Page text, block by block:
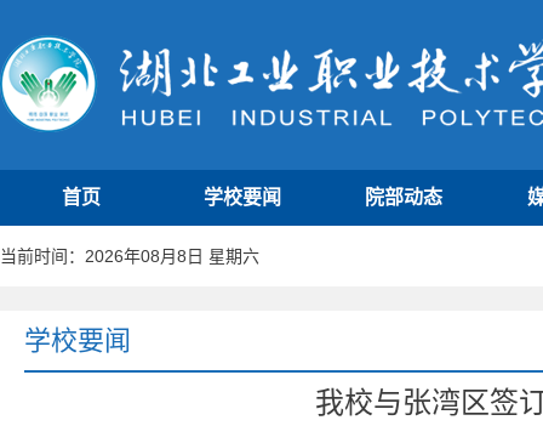
首页 学校要闻 院部动态
当前时间：2026年08月8日 星期六
学校要闻
我校与张湾区签